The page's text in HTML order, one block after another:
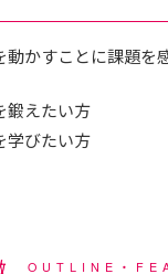
動かすことに課題を
鍛えたい方
学びたい方
OUTLINE・